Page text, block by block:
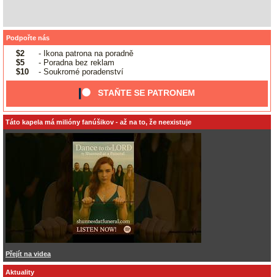
Podpořte nás
$2
- Ikona patrona na poradně
$5
- Poradna bez reklam
$10
- Soukromé poradenství
STAŇTE SE PATRONEM
Táto kapela má milióny fanúšikov - až na to, že neexistuje
Přejít na videa
Aktuality